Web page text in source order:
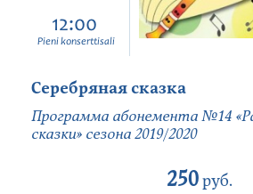
12:00
Pieni konserttisali
Серебряная сказка
Программа абонемента №14
сказки» сезона 2019/2020
250руб.